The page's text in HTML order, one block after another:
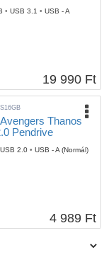
• USB 3.1 • USB - A
19 990 Ft
Thanos
Pendrive
USB 2.0 • USB - A (Normál)
4 989 Ft